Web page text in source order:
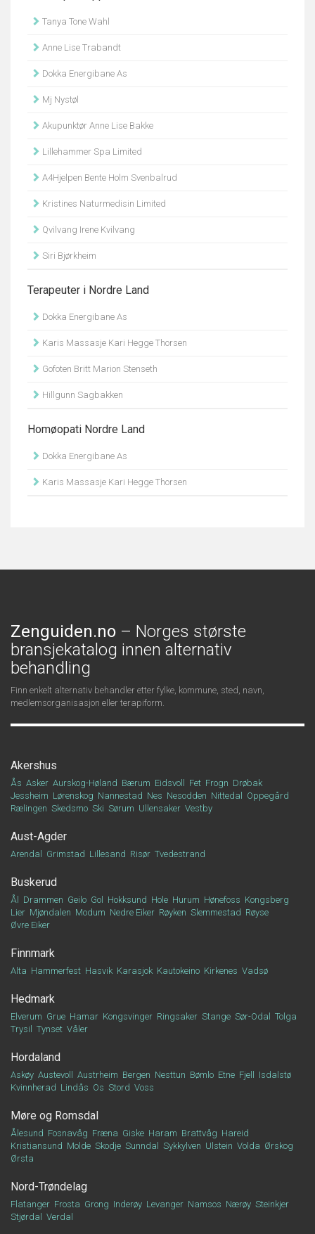
Tanya Tone Wahl
Anne Lise Trabandt
Dokka Energibane As
Mj Nystøl
Akupunktør Anne Lise Bakke
Lillehammer Spa Limited
A4Hjelpen Bente Holm Svenbalrud
Kristines Naturmedisin Limited
Qvilvang Irene Kvilvang
Siri Bjørkheim
Terapeuter i Nordre Land
Dokka Energibane As
Karis Massasje Kari Hegge Thorsen
Gofoten Britt Marion Stenseth
Hillgunn Sagbakken
Homøopati Nordre Land
Dokka Energibane As
Karis Massasje Kari Hegge Thorsen
Zenguiden.no – Norges største
bransjekatalog innen alternativ
behandling
Finn enkelt alternativ behandler etter fylke, kommune, sted, navn,
medlemsorganisasjon eller terapiform.
Akershus
Ås Asker Aurskog-Høland Bærum Eidsvoll Fet Frogn Drøbak
Jessheim Lørenskog Nannestad Nes Nesodden Nittedal
Oppegård
Rælingen Skedsmo Ski Sørum Ullensaker Vestby
Aust-Agder
Arendal Grimstad Lillesand Risør Tvedestrand
Buskerud
Ål Drammen Geilo Gol Hokksund Hole Hurum Hønefoss Kongsberg
Lier Mjøndalen Modum Nedre Eiker Røyken Slemmestad Røyse
Øvre Eiker
Finnmark
Alta Hammerfest Hasvik Karasjok Kautokeino Kirkenes Vadsø
Hedmark
Elverum Grue Hamar Kongsvinger Ringsaker Stange Sør-Odal
Tolga
Trysil
Tynset Våler
Hordaland
Askøy Austevoll Austrheim Bergen Nesttun Bømlo Etne Fjell
Isdalstø
Kvinnherad Lindås Os Stord Voss
Møre og Romsdal
Ålesund Fosnavåg Fræna Giske Haram Brattvåg Hareid
Kristiansund Molde Skodje Sunndal Sykkylven Ulstein Volda Ørskog
Ørsta
Nord-Trøndelag
Flatanger Frosta Grong Inderøy Levanger Namsos Nærøy Steinkjer
Stjørdal
Verdal